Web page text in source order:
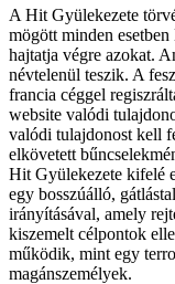
A Hit Gyülekezete
mögött minden
hajtatja végre azokat.
névtelenül teszik. A
francia céggel
website valódi
valódi tulajdonost kell
elkövetett
Hit Gyülekezete kifelé
egy bosszúálló,
irányításával, amely
kiszemelt célpontok
működik, mint egy
magánszemélyek.